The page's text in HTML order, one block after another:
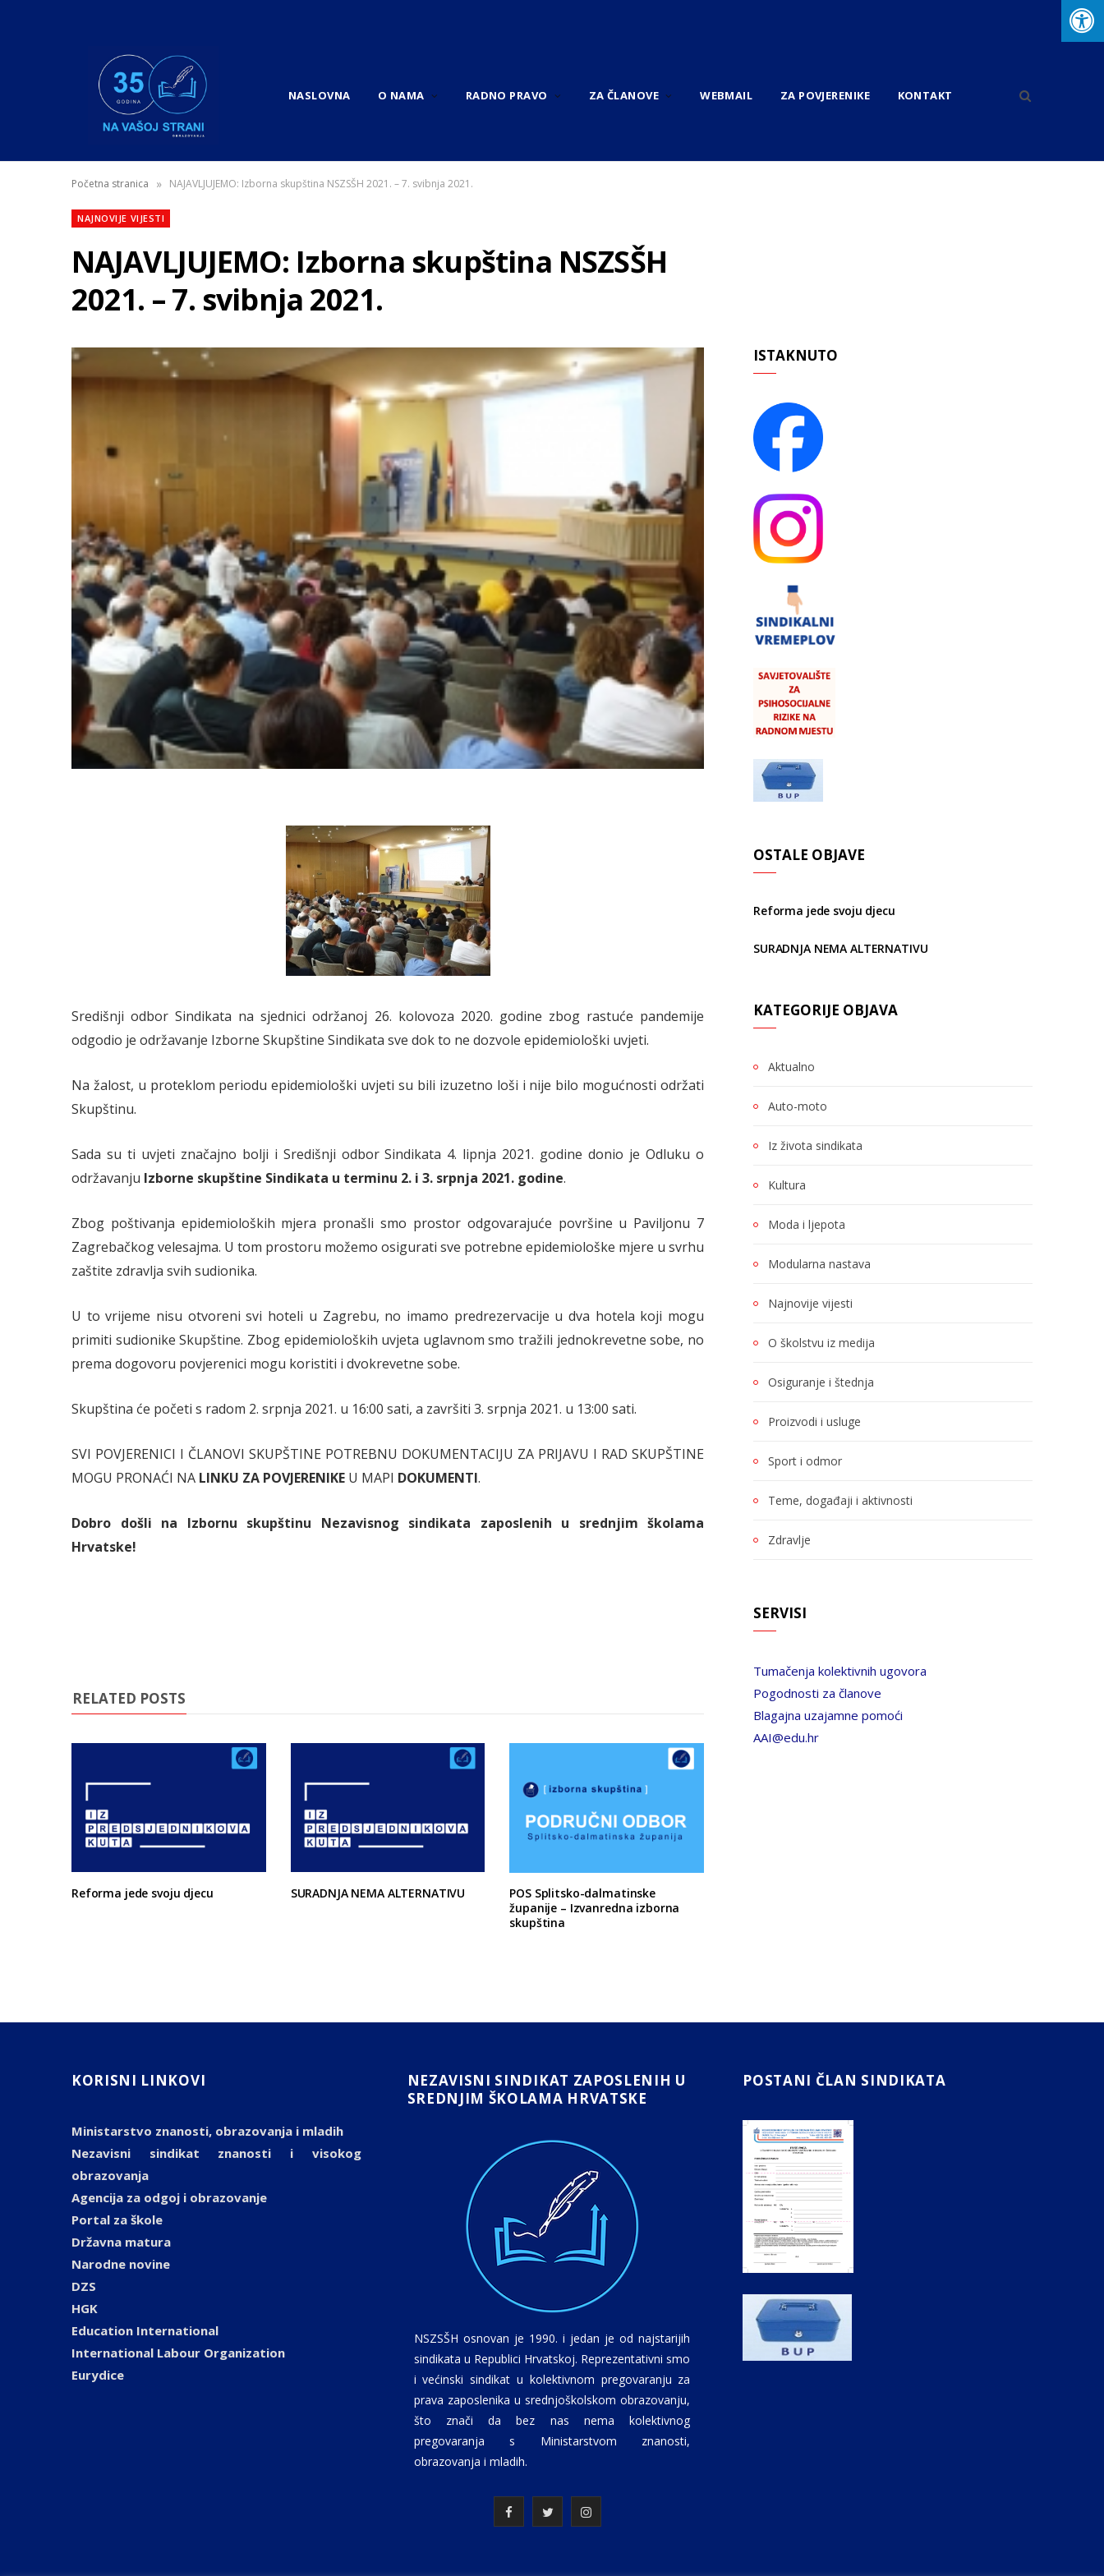
NASLOVNA O NAMA RADNO PRAVO ZA ČLANOVE WEBMAIL ZA POVJERENIKE KONTAKT
Početna stranica » NAJAVLJUJEMO: Izborna skupština NSZSŠH 2021. – 7. svibnja 2021.
NAJNOVIJE VIJESTI
NAJAVLJUJEMO: Izborna skupština NSZSŠH
2021. – 7. svibnja 2021.
Središnji odbor Sindikata na sjednici održanoj 26. kolovoza 2020. godine zbog rastuće pandemije
odgodio je održavanje Izborne Skupštine Sindikata sve dok to ne dozvole epidemiološki uvjeti.
Na žalost, u proteklom periodu epidemiološki uvjeti su bili izuzetno loši i nije bilo mogućnosti održati
Skupštinu.
Sada su ti uvjeti značajno bolji i Središnji odbor Sindikata 4. lipnja 2021. godine donio je Odluku o
održavanju Izborne skupštine Sindikata u terminu 2. i 3. srpnja 2021. godine.
Zbog poštivanja epidemioloških mjera pronašli smo prostor odgovarajuće površine u Paviljonu 7
Zagrebačkog velesajma. U tom prostoru možemo osigurati sve potrebne epidemiološke mjere u svrhu
zaštite zdravlja svih sudionika.
U to vrijeme nisu otvoreni svi hoteli u Zagrebu, no imamo predrezervacije u dva hotela koji mogu
primiti sudionike Skupštine. Zbog epidemioloških uvjeta uglavnom smo tražili jednokrevetne sobe, no
prema dogovoru povjerenici mogu koristiti i dvokrevetne sobe.
Skupština će početi s radom 2. srpnja 2021. u 16:00 sati, a završiti 3. srpnja 2021. u 13:00 sati.
SVI POVJERENICI I ČLANOVI SKUPŠTINE POTREBNU DOKUMENTACIJU ZA PRIJAVU I RAD SKUPŠTINE
MOGU PRONAĆI NA LINKU ZA POVJERENIKE U MAPI DOKUMENTI.
Dobro došli na Izbornu skupštinu Nezavisnog sindikata zaposlenih u srednjim školama
Hrvatske!
RELATED POSTS
Reforma jede svoju djecu SURADNJA NEMA ALTERNATIVU
POS Splitsko-dalmatinske
županije – Izvanredna izborna
skupština
ISTAKNUTO
OSTALE OBJAVE
Reforma jede svoju djecu
SURADNJA NEMA ALTERNATIVU
KATEGORIJE OBJAVA
Aktualno
Auto-moto
Iz života sindikata
Kultura
Moda i ljepota
Modularna nastava
Najnovije vijesti
O školstvu iz medija
Osiguranje i štednja
Proizvodi i usluge
Sport i odmor
Teme, događaji i aktivnosti
Zdravlje
SERVISI
Tumačenja kolektivnih ugovora
Pogodnosti za članove
Blagajna uzajamne pomoći
AAI@edu.hr
KORISNI LINKOVI
Ministarstvo znanosti, obrazovanja i mladih
Nezavisni sindikat znanosti i visokog
obrazovanja
Agencija za odgoj i obrazovanje
Portal za škole
Državna matura
Narodne novine
DZS
HGK
Education International
International Labour Organization
Eurydice
NEZAVISNI SINDIKAT ZAPOSLENIH U
SREDNJIM ŠKOLAMA HRVATSKE
NSZSŠH osnovan je 1990. i jedan je od najstarijih
sindikata u Republici Hrvatskoj. Reprezentativni smo
i većinski sindikat u kolektivnom pregovaranju za
prava zaposlenika u srednjoškolskom obrazovanju,
što znači da bez nas nema kolektivnog
pregovaranja s Ministarstvom znanosti,
obrazovanja i mladih.
T
I
POSTANI ČLAN SINDIKATA